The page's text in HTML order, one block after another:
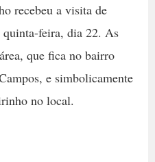
recebeu a visita de
quinta-feira, dia 22. As
que fica no bairro
e simbolicamente
no local.